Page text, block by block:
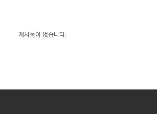
게시물이 없습니다.